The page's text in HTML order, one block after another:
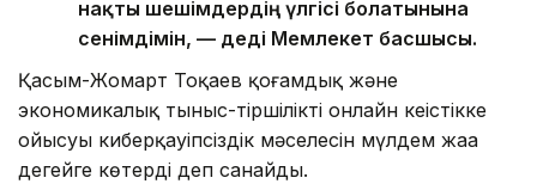
нақты шешімдердің үлгісі болатынына
сенімдімін, — деді Мемлекет басшысы.
Қасым-Жомарт Тоқаев қоғамдық және
экономикалық тыныс-тіршіліктің онлайн кеңістікке
ойысуы киберқауіпсіздік мәселесін мүлдем жаңа
деңгейге көтерді деп санайды.